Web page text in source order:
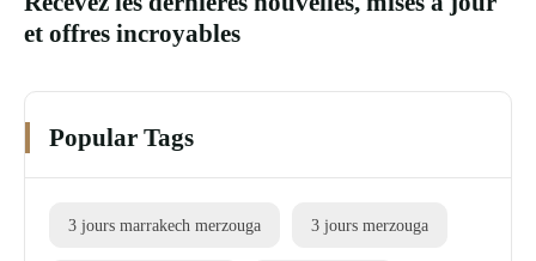
et offres incroyables
Popular Tags
3 jours marrakech merzouga 3 jours merzouga